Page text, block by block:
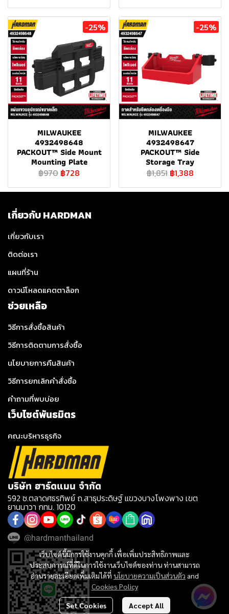
-25%
MILWAUKEE
4932498648
PACKOUT™ Side Mount
Mounting Plate
฿970 ฿728
-25%
MILWAUKEE
4932498647
PACKOUT™ Side
Storage Tray
฿1,851 ฿1,388
เว็บไซต์นี้มีการใช้งานคุกกี้ เพื่อเพิ่มประสิทธิภาพและ
ประสบการณ์ที่ดีในการใช้งานเว็บไซต์ของท่าน ท่านสามารถ
อ่านรายละเอียดเพิ่มเติมได้ที่ นโยบายความเป็นส่วนตัว and
Cookies Policy
Set Cookies Accept All
เกี่ยวกับ HARDMAN
เกี่ยวกับเรา
ติดต่อเรา
แผนที่ร้าน
ดาวน์โหลดแคตตาล็อก
ช่วยเหลือ
วิธีการสั่งซื้อสินค้า
วิธีการติดตามการสั่งซื้อ
นโยบายการคืนสินค้า
วิธีการยกเลิกคำสั่งซื้อ
คำถามที่พบบ่อย
เว็บไซต์พันธมิตร
คณะบริหารธุรกิจ
บริษัท ฮาร์ดแมน จำกัด
592 ซ.ตลาดศธรทิพย์ ถ.สาธุประดิษฐ์ แขวงบางโพงพาง เขต
ยานนาวา กทม. 10120
@hardmanthailand